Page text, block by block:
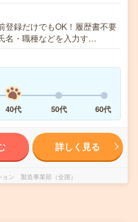
録だけでもOK！履歴書不要
名・職種などを入力す…
40代 50代 60代
詳しく見る
ン 製造事業部（全国）